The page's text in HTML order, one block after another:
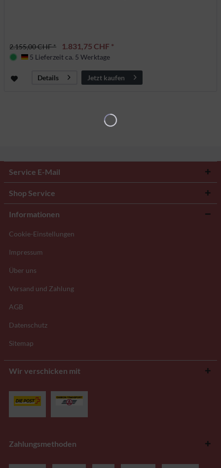
2.155,00 CHF * 1.831,75 CHF *
Deutschland
5 Lieferzeit ca. 5 Werktage
Details Jetzt kaufen
Service E-Mail
Shop Service
Informationen
Cookie-Einstellungen
Impressum
Über uns
Versand und Zahlung
AGB
Datenschutz
Sitemap
Wir verschicken mit
Zahlungsmethoden